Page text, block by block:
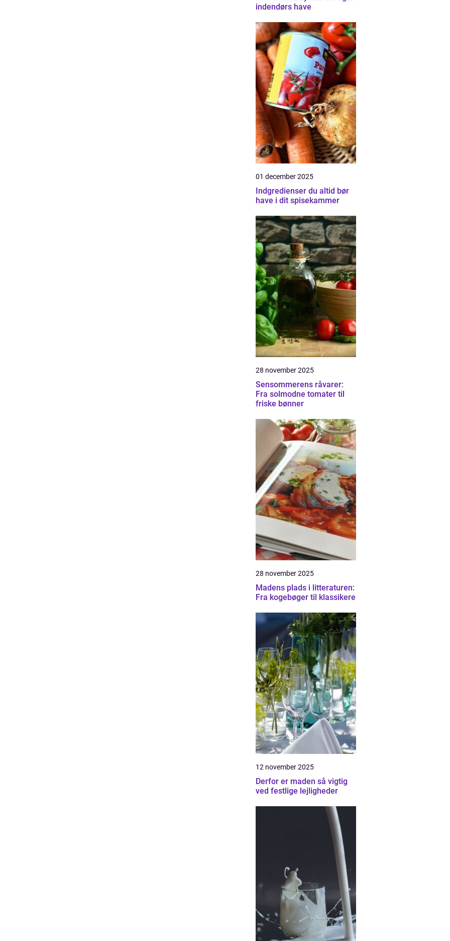
indendørs have
01 december 2025
Indgredienser du altid bør
have i dit spisekammer
28 november 2025
Sensommerens råvarer:
Fra solmodne tomater til
friske bønner
28 november 2025
Madens plads i litteraturen:
Fra kogebøger til klassikere
12 november 2025
Derfor er maden så vigtig
ved festlige lejligheder